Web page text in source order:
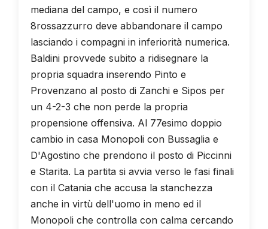
mediana del campo, e così il numero
8rossazzurro deve abbandonare il campo
lasciando i compagni in inferiorità numerica.
Baldini provvede subito a ridisegnare la
propria squadra inserendo Pinto e
Provenzano al posto di Zanchi e Sipos per
un 4-2-3 che non perde la propria
propensione offensiva. Al 77esimo doppio
cambio in casa Monopoli con Bussaglia e
D'Agostino che prendono il posto di Piccinni
e Starita. La partita si avvia verso le fasi finali
con il Catania che accusa la stanchezza
anche in virtù dell'uomo in meno ed il
Monopoli che controlla con calma cercando